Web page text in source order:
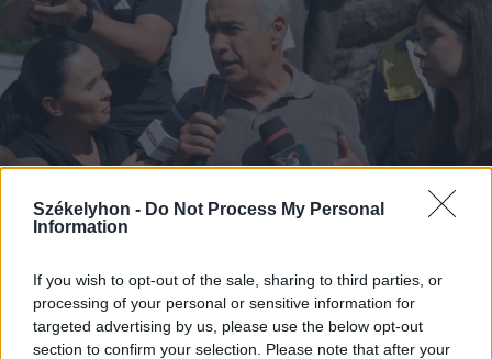
Székelyhon - Do Not Process My Personal
Information
If you wish to opt-out of the sale, sharing to third parties, or
processing of your personal or sensitive information for
targeted advertising by us, please use the below opt-out
section to confirm your selection. Please note that after your
2026. augusztus 06., csütörtök
Kezdődhet Călin Georgescu és
Horațiu Potra perének érdemi
tárgyalása